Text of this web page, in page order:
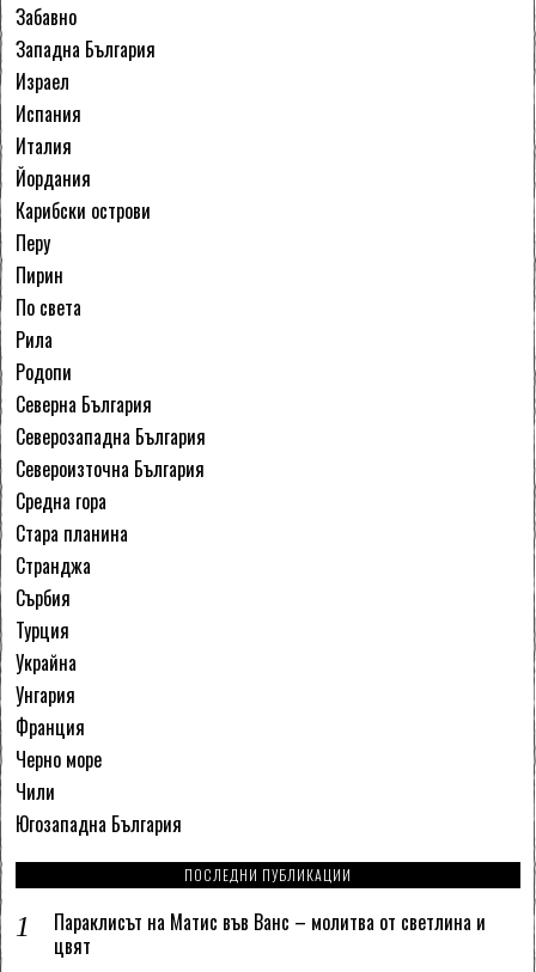
Забавно
Западна България
Израел
Испания
Италия
Йордания
Карибски острови
Перу
Пирин
По света
Рила
Родопи
Северна България
Северозападна България
Североизточна България
Средна гора
Стара планина
Странджа
Сърбия
Турция
Украйна
Унгария
Франция
Черно море
Чили
Югозападна България
ПОСЛЕДНИ ПУБЛИКАЦИИ
Параклисът на Матис във Ванс – молитва от светлина и
цвят